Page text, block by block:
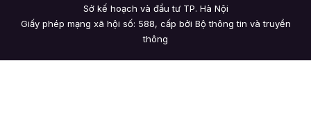
Sở kế hoạch và đầu tư TP. Hà Nội
Giấy phép mạng xã hội số: 588, cấp bởi Bộ thông tin và truyền
thông